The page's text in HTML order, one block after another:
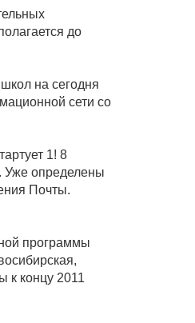
до
на сегодня
сети со
1! 8
Уже определены
Почты.
программы
к концу 2011